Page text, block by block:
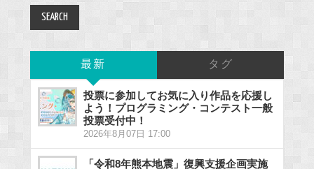
最新 タグ
投票に参加してお気に入り作品を応援し
よう！プログラミング・コンテスト一般
投票受付中！
2026年8月07日 17:00
「令和8年熊本地震」復興支援企画実施